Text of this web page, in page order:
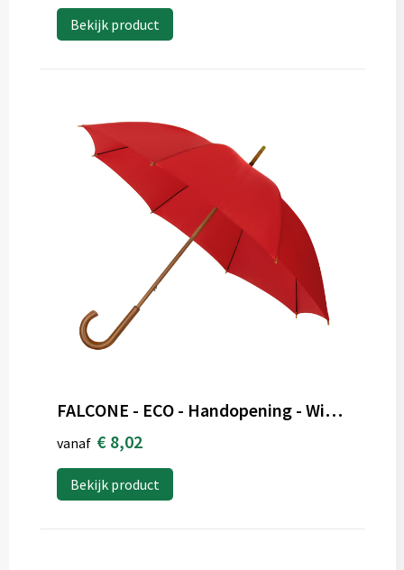
Bekijk product
FALCONE - ECO - Handopening - Windproof - 102 cm
vanaf € 8,02
Bekijk product